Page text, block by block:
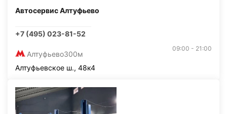
Автосервис Алтуфьево
+7 (495) 023-81-52
Алтуфьево300м
09:00 - 21:00
Алтуфьевское ш., 48к4